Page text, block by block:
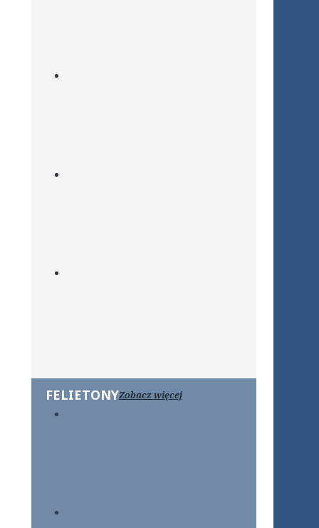
FELIETONYZobacz więcej